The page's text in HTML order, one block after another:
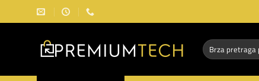
na
Pretraga
za: